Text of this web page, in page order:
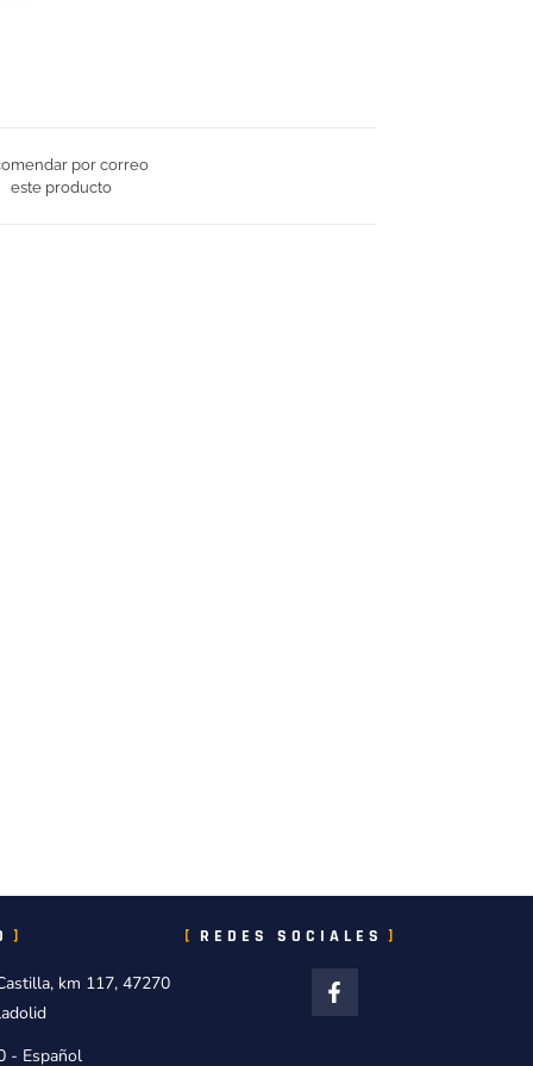
por correo
este producto
km 117, 47270
- Español
REDES SOCIALES